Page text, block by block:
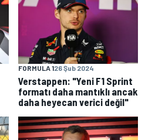
FORMULA 126 Şub 2024
Verstappen: "Yeni F1 Sprint
formatı daha mantıklı ancak
daha heyecan verici değil"